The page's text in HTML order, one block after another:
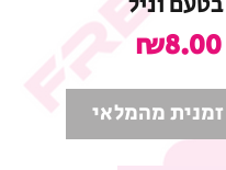
₪8.00מחיר
מהמלאי